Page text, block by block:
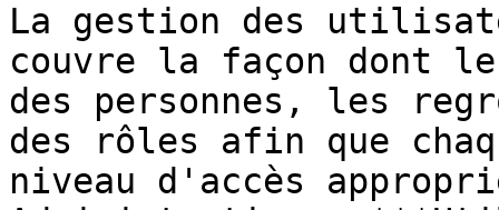
La gestion des
couvre la façon dont
des personnes, les
des rôles afin que
niveau d'accès